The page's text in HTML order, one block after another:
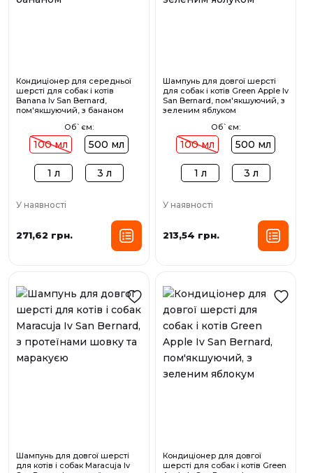
Кондиціонер для середньої
шерсті для собак і котів
Banana Iv San Bernard,
пом'якшуючий, з бананом
Об`єм:
100 мл 500 мл
1 л 3 л
У наявності
271,62 грн.
Шампунь для довгої шерсті
для собак і котів Green Apple Iv
San Bernard, пом'якшуючий, з
зеленим яблуком
Об`єм:
100 мл 500 мл
1 л 3 л
У наявності
213,54 грн.
Шампунь для довгої шерсті
для котів і собак Maracuja Iv
Кондиціонер для довгої
шерсті для собак і котів Green